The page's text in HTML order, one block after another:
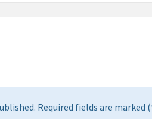
Required fields are marked